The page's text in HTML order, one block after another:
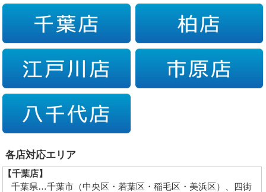
各店対応エリア
【千葉店】
千葉県…千葉市（中央区・若葉区・稲毛区・美浜区）、四街